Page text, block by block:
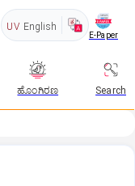
UV English
E-Paper
ಹೊಂಗಿರಣ Search